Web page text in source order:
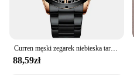
Curren męski zegarek niebieska tarcza pasek ze stali nierdzewnej data męskie biznesowe męskie zegarki wodoodporne luksusowe męskie zegarki na rękę dla mężczyzn
88,59zł